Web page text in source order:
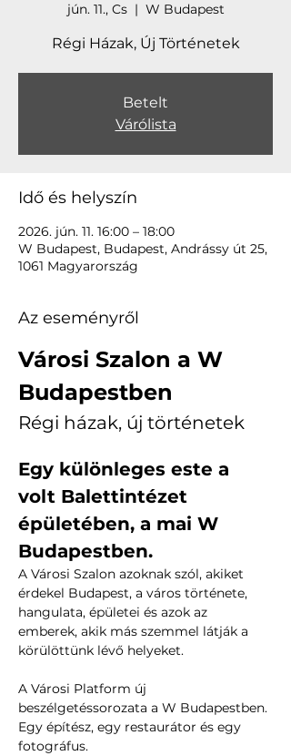
jún. 11., Cs
  |
W Budapest
Régi Házak, Új Történetek
Betelt
Várólista
Idő és helyszín
2026. jún. 11. 16:00 – 18:00
W Budapest, Budapest, Andrássy út 25,
1061 Magyarország
Az eseményről
Városi Szalon a W
Budapestben
Régi házak, új történetek
Egy különleges este a
volt Balettintézet
épületében, a mai W
Budapestben.
A Városi Szalon azoknak szól, akiket
érdekel Budapest, a város története,
hangulata, épületei és azok az
emberek, akik más szemmel látják a
körülöttünk lévő helyeket.
A Városi Platform új
beszélgetéssorozata a W Budapestben.
Egy építész, egy restaurátor és egy
fotográfus.